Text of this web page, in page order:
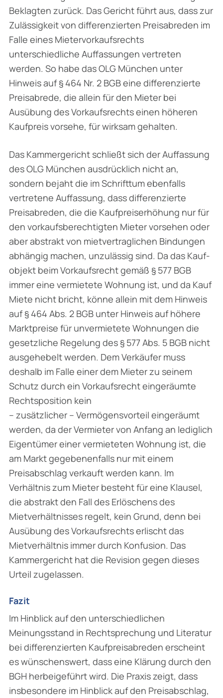
Beklagten zurück. Das Gericht führt aus, dass zur
Zulässigkeit von differenzierten Preisabreden im
Falle eines Mietervorkaufsrechts
unterschiedliche Auffassungen vertreten
werden. So habe das OLG München unter
Hinweis auf § 464 Nr. 2 BGB eine differenzierte
Preisabrede, die allein für den Mieter bei
Ausübung des Vorkaufsrechts einen höheren
Kaufpreis vorsehe, für wirksam gehalten.
Das Kammergericht schließt sich der Auffassung
des OLG München ausdrücklich nicht an,
sondern bejaht die im Schrifttum ebenfalls
vertretene Auffassung, dass differenzierte
Preisab­reden, die die Kaufpreiserhöhung nur für
den vorkaufsberechtigten Mieter vorsehen oder
aber abstrakt von mietvertraglichen Bindungen
abhängig machen, unzulässig sind. Da das Kauf­
objekt beim Vorkaufsrecht gemäß § 577 BGB
immer eine vermietete Wohnung ist, und da Kauf
Miete nicht bricht, könne allein mit dem Hinweis
auf § 464 Abs. 2 BGB unter Hinweis auf höhere
Marktpreise für unvermietete Wohnungen die
gesetzliche Regelung des § 577 Abs. 5 BGB nicht
ausgehebelt werden. Dem Verkäufer muss
deshalb im Falle einer dem Mieter zu seinem
Schutz durch ein Vorkaufsrecht eingeräumte
Rechtsposition kein
– zusätzlicher – Vermögensvorteil eingeräumt
werden, da der Vermieter von Anfang an ledig­lich
Eigentümer einer vermieteten Wohnung ist, die
am Markt gegebenenfalls nur mit einem
Preisabschlag verkauft werden kann. Im
Verhältnis zum Mieter besteht für eine Klausel,
die abstrakt den Fall des Erlöschens des
Mietverhältnisses regelt, kein Grund, denn bei
Ausübung des Vorkaufsrechts erlischt das
Mietverhältnis immer durch Konfusion. Das
Kammergericht hat die Revision gegen dieses
Urteil zugelassen.
Fazit
Im Hinblick auf den unterschiedlichen
Meinungsstand in Rechtsprechung und Literatur
bei differenzierten Kaufpreisabreden erscheint
es wünschenswert, dass eine Klärung durch den
BGH herbeigeführt wird. Die Praxis zeigt, dass
insbesondere im Hinblick auf den Preis­abschlag,